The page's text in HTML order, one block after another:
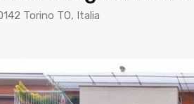
Torino TO, Italia